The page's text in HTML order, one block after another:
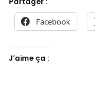
Facebook
J’aime ça :